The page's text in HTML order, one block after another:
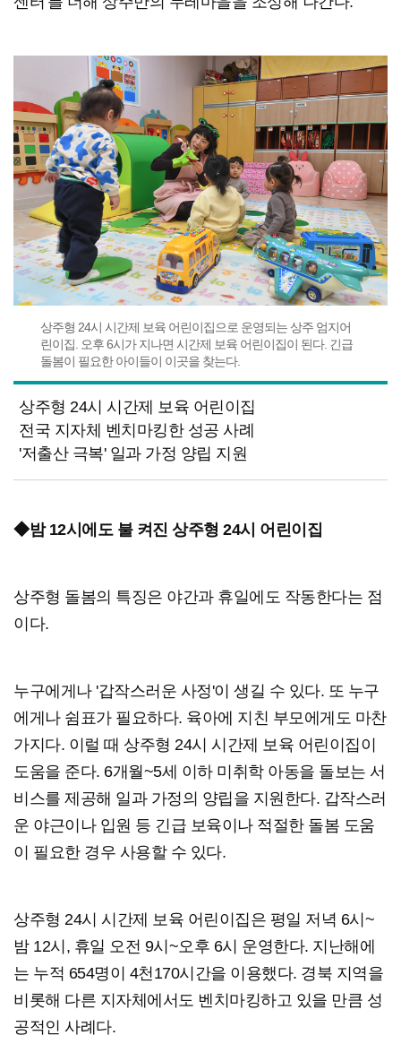
상주형 24시 시간제 보육 어린이집으로 운영되는 상주 엄지어
린이집. 오후 6시가 지나면 시간제 보육 어린이집이 된다. 긴급
돌봄이 필요한 아이들이 이곳을 찾는다.
상주형 24시 시간제 보육 어린이집
전국 지자체 벤치마킹한 성공 사례
'저출산 극복' 일과 가정 양립 지원
◆밤 12시에도 불 켜진 상주형 24시 어린이집
상주형 돌봄의 특징은 야간과 휴일에도 작동한다는 점
이다.
누구에게나 '갑작스러운 사정'이 생길 수 있다. 또 누구
에게나 쉼표가 필요하다. 육아에 지친 부모에게도 마찬
가지다. 이럴 때 상주형 24시 시간제 보육 어린이집이
도움을 준다. 6개월~5세 이하 미취학 아동을 돌보는 서
비스를 제공해 일과 가정의 양립을 지원한다. 갑작스러
운 야근이나 입원 등 긴급 보육이나 적절한 돌봄 도움
이 필요한 경우 사용할 수 있다.
상주형 24시 시간제 보육 어린이집은 평일 저녁 6시~
밤 12시, 휴일 오전 9시~오후 6시 운영한다. 지난해에
는 누적 654명이 4천170시간을 이용했다. 경북 지역을
비롯해 다른 지자체에서도 벤치마킹하고 있을 만큼 성
공적인 사례다.